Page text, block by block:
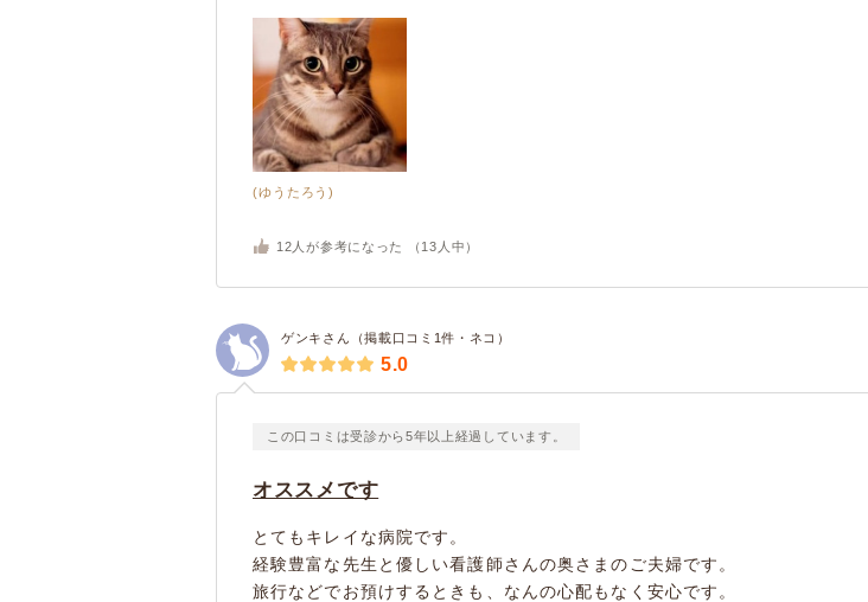
(ゆうたろう)
12 人が参考になった （ 13 人中）
ゲンキさん（掲載口コミ1件・ネコ）
5.0
この口コミは受診から5年以上経過しています。
オススメです
とてもキレイな病院です。
経験豊富な先生と優しい看護師さんの奥さまのご夫婦です。
旅行などでお預けするときも、なんの心配もなく安心です。